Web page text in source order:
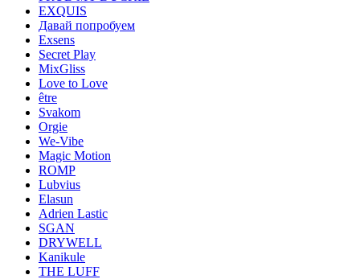
EXQUIS
Давай попробуем
Exsens
Secret Play
MixGliss
Love to Love
être
Svakom
Orgie
We-Vibe
Magic Motion
ROMP
Lubvius
Elasun
Adrien Lastic
SGAN
DRYWELL
Kanikule
THE LUFF